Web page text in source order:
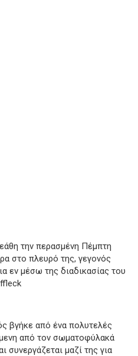
την περασμένη Πέμπτη
στο πλευρό της, γεγονός
εν μέσω της διαδικασίας του
βγήκε από ένα πολυτελές
από τον σωματοφύλακά
συνεργάζεται μαζί της για